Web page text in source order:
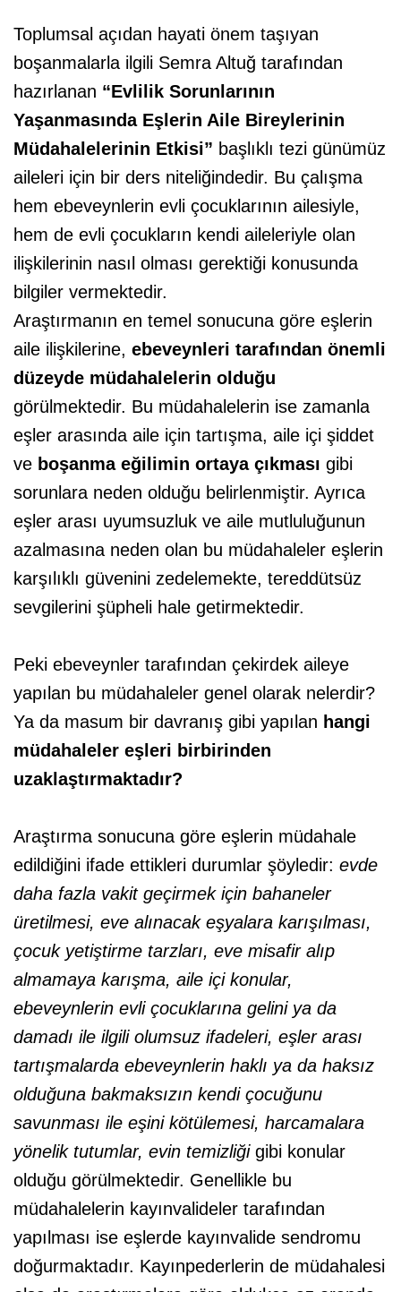
Toplumsal açıdan hayati önem taşıyan
boşanmalarla ilgili Semra Altuğ tarafından
hazırlanan “Evlilik Sorunlarının
Yaşanmasında Eşlerin Aile Bireylerinin
Müdahalelerinin Etkisi” başlıklı tezi günümüz
aileleri için bir ders niteliğindedir. Bu çalışma
hem ebeveynlerin evli çocuklarının ailesiyle,
hem de evli çocukların kendi aileleriyle olan
ilişkilerinin nasıl olması gerektiği konusunda
bilgiler vermektedir.
Araştırmanın en temel sonucuna göre eşlerin
aile ilişkilerine, ebeveynleri tarafından önemli
düzeyde müdahalelerin olduğu
görülmektedir. Bu müdahalelerin ise zamanla
eşler arasında aile için tartışma, aile içi şiddet
ve boşanma eğilimin ortaya çıkması gibi
sorunlara neden olduğu belirlenmiştir. Ayrıca
eşler arası uyumsuzluk ve aile mutluluğunun
azalmasına neden olan bu müdahaleler eşlerin
karşılıklı güvenini zedelemekte, tereddütsüz
sevgilerini şüpheli hale getirmektedir.
Peki ebeveynler tarafından çekirdek aileye
yapılan bu müdahaleler genel olarak nelerdir?
Ya da masum bir davranış gibi yapılan hangi
müdahaleler eşleri birbirinden
uzaklaştırmaktadır?
Araştırma sonucuna göre eşlerin müdahale
edildiğini ifade ettikleri durumlar şöyledir: evde
daha fazla vakit geçirmek için bahaneler
üretilmesi, eve alınacak eşyalara karışılması,
çocuk yetiştirme tarzları, eve misafir alıp
almamaya karışma, aile içi konular,
ebeveynlerin evli çocuklarına gelini ya da
damadı ile ilgili olumsuz ifadeleri, eşler arası
tartışmalarda ebeveynlerin haklı ya da haksız
olduğuna bakmaksızın kendi çocuğunu
savunması ile eşini kötülemesi, harcamalara
yönelik tutumlar, evin temizliğigibi konular
olduğu görülmektedir. Genellikle bu
müdahalelerin kayınvalideler tarafından
yapılması ise eşlerde kayınvalide sendromu
doğurmaktadır. Kayınpederlerin de müdahalesi